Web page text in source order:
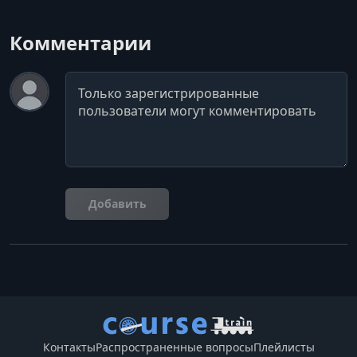
Комментарии
Комментарий
Добавить
КонтактыРаспространенные вопросыПлейлисты